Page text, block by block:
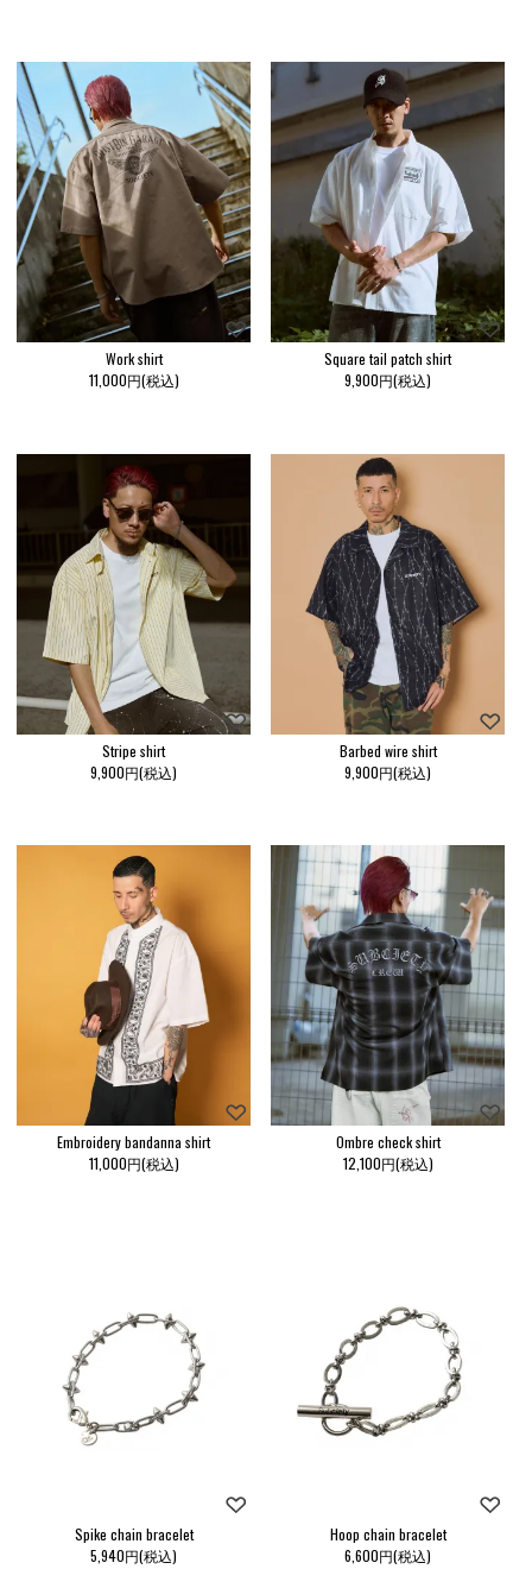
Work shirt
11,000円(税込)
Square tail patch shirt
9,900円(税込)
Stripe shirt
9,900円(税込)
Barbed wire shirt
9,900円(税込)
Embroidery bandanna shirt
11,000円(税込)
Ombre check shirt
12,100円(税込)
Spike chain bracelet
5,940円(税込)
Hoop chain bracelet
6,600円(税込)